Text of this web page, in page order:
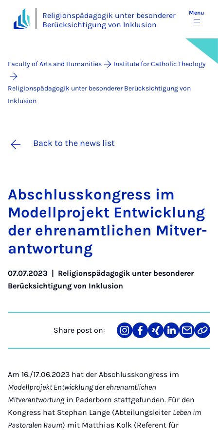
Religionspädagogik unter besonderer
Berücksichtigung von Inklusion
Menu
Faculty of Arts and Humanities Institute for Catholic Theology
Religionspädagogik unter besonderer Berücksichtigung von
Inklusion
Back to the news list
Ab­schlusskon­gress im
Mod­ell­pro­jekt En­twicklung
der ehrenamt­lichen Mitver­
ant­wor­tung
07.07.2023 | Religionspädagogik unter besonderer
Berücksichtigung von Inklusion
Share post on:
Share
on
Teilen
auf
Teilen
auf
Teilen
auf
Teilen
über
Link
Am 16./17.06.2023 hat der Abschlusskongress im
Modellprojekt Entwicklung der ehrenamtlichen
Mitverantwortungin Paderborn stattgefunden. Für den
Kongress hat Stephan Lange (Abteilungsleiter Leben im
Pastoralen Raum) mit Matthias Kolk (Referent für